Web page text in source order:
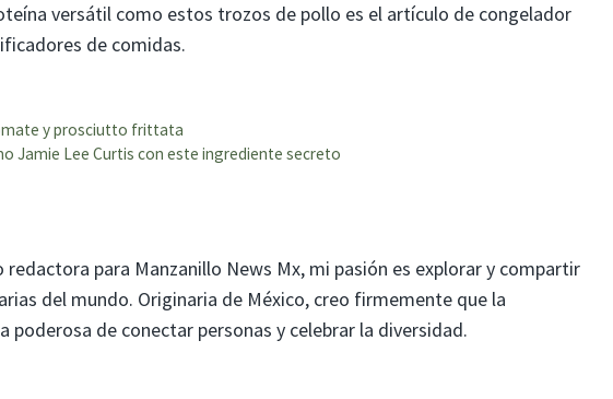
versátil como estos trozos de pollo es el artículo de congelador
de comidas.
y prosciutto frittata
Jamie Lee Curtis con este ingrediente secreto
redactora para Manzanillo News Mx, mi pasión es explorar y compartir
del mundo. Originaria de México, creo firmemente que la
poderosa de conectar personas y celebrar la diversidad.